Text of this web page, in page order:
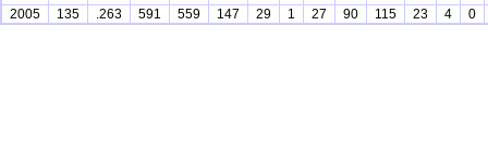
2005 135 .263 591 559 147 29 1 27 90 115 23 4 0